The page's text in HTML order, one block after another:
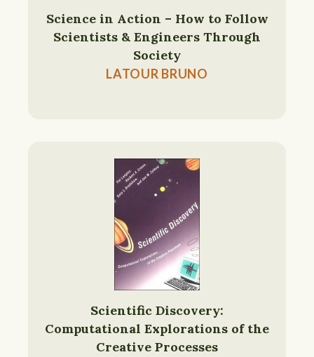
Science in Action – How to Follow
Scientists & Engineers Through
Society
LATOUR BRUNO
Scientific Discovery:
Computational Explorations of the
Creative Processes